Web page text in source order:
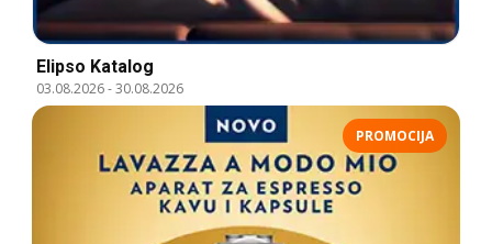
Elipso Katalog
03.08.2026-30.08.2026
PROMOCIJA